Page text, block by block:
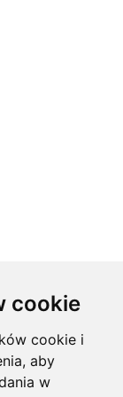
cookie
cookie i
aby
w